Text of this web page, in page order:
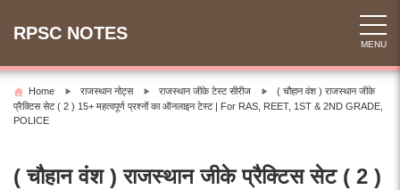
RPSC NOTES
MENU
Home राजस्थान नोट्स राजस्थान जीके टेस्ट सीरीज
( चौहान वंश ) राजस्थान जीके
प्रैक्टिस सेट ( 2 ) 15+ महत्वपूर्ण प्रश्नों का ऑनलाइन टेस्ट | For RAS, REET, 1ST & 2ND GRADE,
POLICE
( चौहान वंश ) राजस्थान जीके प्रैक्टिस सेट ( 2 )